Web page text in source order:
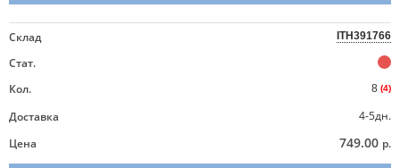
Склад ITH391766
Стат.
Кол.
8 (4)
Доставка
4-5дн.
Цена
749.00 р.